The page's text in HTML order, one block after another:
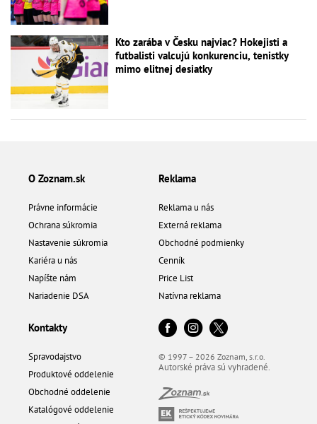
Kto zarába v Česku najviac? Hokejisti a
futbalisti valcujú konkurenciu, tenistky
mimo elitnej desiatky
O Zoznam.sk
Právne informácie
Ochrana súkromia
Nastavenie súkromia
Kariéra u nás
Napíšte nám
Nariadenie DSA
Reklama
Reklama u nás
Externá reklama
Obchodné podmienky
Cenník
Price List
Natívna reklama
Kontakty
Spravodajstvo
Produktové oddelenie
Obchodné oddelenie
Katalógové oddelenie
© 1997 – 2026 Zoznam, s.r.o.
Autorské práva sú vyhradené.